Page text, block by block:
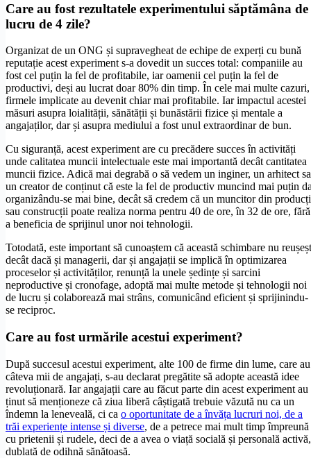
Care au fost rezultatele experimentului săptămâna de
lucru de 4 zile?
Organizat de un ONG și supravegheat de echipe de experți cu bună
reputație acest experiment s-a dovedit un succes total: companiile au
fost cel puțin la fel de profitabile, iar oamenii cel puțin la fel de
productivi, deși au lucrat doar 80% din timp. În cele mai multe cazuri,
firmele implicate au devenit chiar mai profitabile. Iar impactul acestei
măsuri asupra loialității, sănătății și bunăstării fizice și mentale a
angajaților, dar și asupra mediului a fost unul extraordinar de bun.
Cu siguranță, acest experiment are cu precădere succes în activități
unde calitatea muncii intelectuale este mai importantă decât cantitatea
muncii fizice. Adică mai degrabă o să vedem un inginer, un arhitect
un creator de conținut că este la fel de productiv muncind mai puțin
organizându-se mai bine, decât să credem că un muncitor din
sau construcții poate realiza norma pentru 40 de ore, în 32 de ore, fără
a beneficia de sprijinul unor noi tehnologii.
Totodată, este important să cunoaștem că această schimbare nu
decât dacă și managerii, dar și angajații se implică în optimizarea
proceselor și activităților, renunță la unele ședințe și sarcini
neproductive și cronofage, adoptă mai multe metode și tehnologii noi
de lucru și colaborează mai strâns, comunicând eficient și sprijinindu-
se reciproc.
Care au fost urmările acestui experiment?
După succesul acestui experiment, alte 100 de firme din lume, care au
câteva mii de angajați, s-au declarat pregătite să adopte această idee
revoluționară. Iar angajații care au făcut parte din acest experiment au
ținut să menționeze că ziua liberă câștigată trebuie văzută nu ca un
îndemn la leneveală, ci ca o oportunitate de a învăța lucruri noi, de a
trăi experiențe intense și diverse, de a petrece mai mult timp împreună
cu prietenii și rudele, deci de a avea o viață socială și personală activă,
dublată de odihnă sănătoasă.